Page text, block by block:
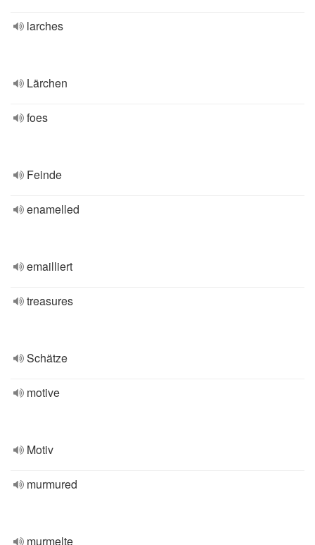
larches
Lärchen
foes
Feinde
enamelled
emailliert
treasures
Schätze
motive
Motiv
murmured
murmelte